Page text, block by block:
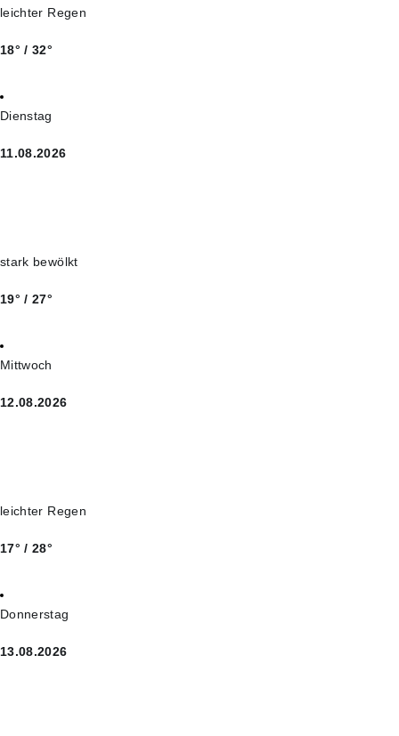
leichter Regen
18° / 32°
Dienstag
11.08.2026
stark bewölkt
19° / 27°
Mittwoch
12.08.2026
leichter Regen
17° / 28°
Donnerstag
13.08.2026